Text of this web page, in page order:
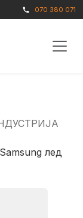
call 070 380 071
лед